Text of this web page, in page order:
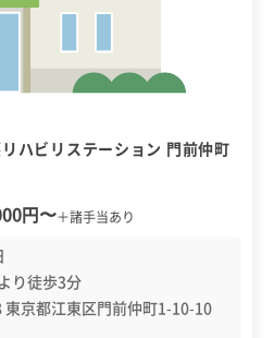
ハビリステーション 門前仲町
円〜＋諸手当あり
り徒歩3分
東京都江東区門前仲町1-10-10